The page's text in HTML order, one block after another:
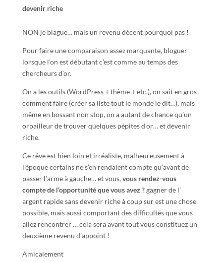
devenir riche
NON je blague… mais un revenu décent pourquoi pas !
Pour faire une comparaison assez marquante, bloguer
lorsque l’on est débutant c’est comme au temps des
chercheurs d’or.
On a les outils (WordPress + thème + etc.), on sait en gros
comment faire (créer sa liste tout le monde le dit…), mais
même en bossant non stop, on a autant de chance qu’un
orpailleur de trouver quelques pépites d’or… et devenir
riche.
Ce rêve est bien loin et irréaliste, malheureusement à
l’époque certains ne s’en rendaient compte qu’avant de
passer l’arme à gauche… et vous,vous rendez-vous
compte de l’opportunité que vous avez ?gagner de l’
argent rapide sans devenir riche à coup sur est une chose
possible, mais aussi comportant des difficultés que vous
allez rencontrer … cela sera avant tout vous constituez un
deuxième revenu d’appoint !
Amicalement